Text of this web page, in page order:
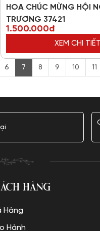
HOA CHÚC MỪNG HỘI
TRƯƠNG 37421
1.500.000đ
XEM CHI TIẾT
6 7 8 9 10 11
hàng
Hàng
Hành